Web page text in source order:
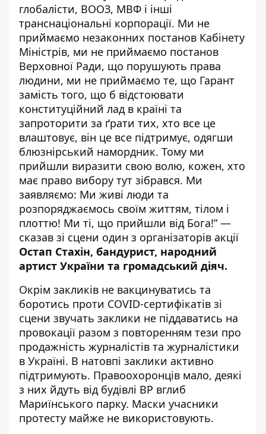
глобалісти, ВООЗ, МВФ і інші
транснаціональні корпорації. Ми не
приймаємо незаконних постанов Кабінету
Міністрів, ми не приймаємо постанов
Верховної Ради, що порушують права
людини, ми не приймаємо те, що Гарант
замість того, що б відстоювати
конституційний лад в країні та
запроторити за ґрати тих, хто все це
влаштовує, він це все підтримує, одягши
блюзнірський намордник. Тому ми
прийшли виразити свою волю, кожен, хто
має право вибору тут зібрався. Ми
заявляємо: Ми живі люди та
розпоряджаємось своїм життям, тілом і
плоттю! Ми ті, що прийшли від Бога!” —
сказав зі сцени один з організаторів акції
Остап Стахін, бандурист, народний
артист України та громадський діяч.
Окрім закликів не вакцинуватись та
боротись проти COVID-сертифікатів зі
сцени звучать заклики не піддаватись на
провокації разом з повторенням тези про
продажність журналістів та журналістики
в Україні. В натовпі заклики активно
підтримують. Правоохоронців мало, деякі
з них йдуть від будівлі ВР вглиб
Мариїнського парку. Маски учасники
протесту майже не використовують.